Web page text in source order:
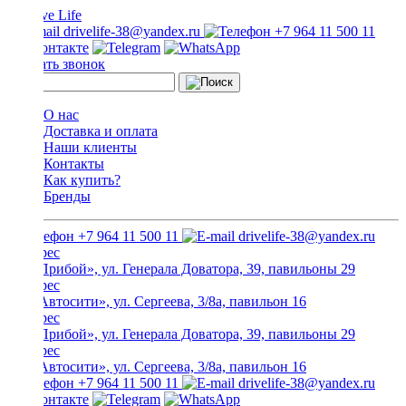
drivelife-38@yandex.ru +7 964 11 500 11
Заказать звонок
О нас
Доставка и оплата
Наши клиенты
Контакты
Как купить?
Бренды
+7 964 11 500 11 drivelife-38@yandex.ru
ТЦ «Прибой», ул. Генерала Доватора, 39, павильоны 29
ТЦ «Автосити», ул. Сергеева, 3/8а, павильон 16
ТЦ «Прибой», ул. Генерала Доватора, 39, павильоны 29
ТЦ «Автосити», ул. Сергеева, 3/8а, павильон 16
+7 964 11 500 11
drivelife-38@yandex.ru